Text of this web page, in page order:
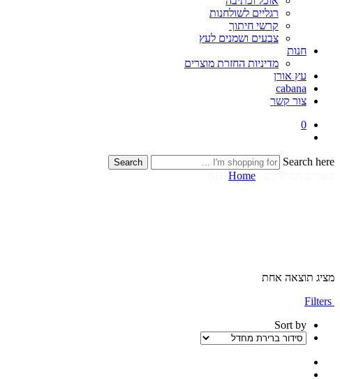
רגליים לשולחנות
קרשי חיתוך
צבעים ושמנים לעץ
חנות
מדיניות החזרת מוצרים
עץ אורן
cabana
צור קשר
0
Search here
Search
Home
מציג תוצאה אחת
Sort by